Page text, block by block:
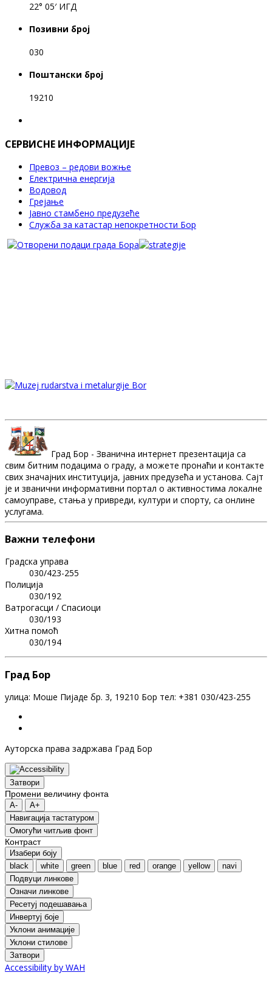
22° 05′ ИГД
Позивни број
030
Поштански број
19210
СЕРВИСНЕ ИНФОРМАЦИЈЕ
Превоз – редови вожње
Електрична енергија
Водовод
Грејање
Јавно стамбено предузеће
Служба за катастар непокретности Бор
Град Бор - Званична интернет презентација са
свим битним подацима о граду, а можете пронаћи и контакте
свих значајних институција, јавних предузећа и установа. Сајт
је и званични информативни портал о активностима локалне
самоуправе, стања у привреди, култури и спорту, са онлине
услугама.
Важни телефони
Градска управа
030/423-255
Полиција
030/192
Ватрогасци / Спасиоци
030/193
Хитна помоћ
030/194
Град Бор
улица: Моше Пијаде бр. 3, 19210 Бор тел: +381 030/423-255
Ауторска права задржава Град Бор
Затвори
Промени величину фонта
A-
A+
Навигација тастатуром
Oмогући читљив фонт
Контраст
Изабери боју
black
white green blue red orange yellow
navi
Подвуци линкове
Означи линкове
Ресетуј подешавања
Инвертуј боје
Уклони анимације
Уклони стилове
Затвори
Accessibility by WAH